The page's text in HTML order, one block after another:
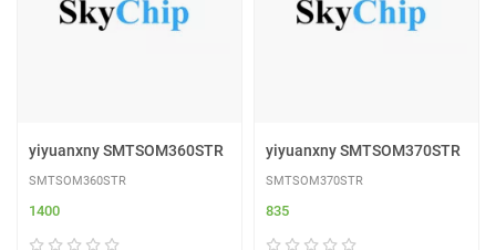
yiyuanxny SMTSOM360STR
SMTSOM360STR
1400
yiyuanxny SMTSOM370STR
SMTSOM370STR
835